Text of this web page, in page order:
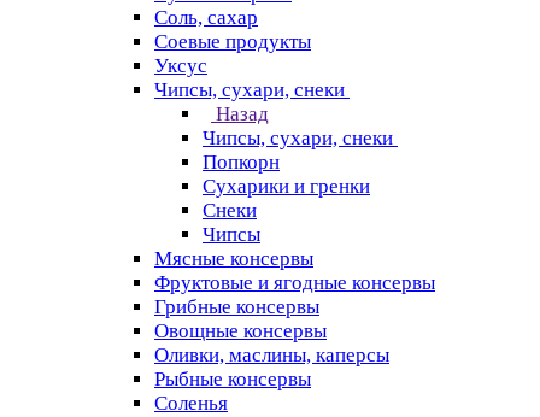
Соль, сахар
Соевые продукты
Уксус
Чипсы, сухари, снеки
Назад
Чипсы, сухари, снеки
Попкорн
Сухарики и гренки
Снеки
Чипсы
Мясные консервы
Фруктовые и ягодные консервы
Грибные консервы
Овощные консервы
Оливки, маслины, каперсы
Рыбные консервы
Соленья